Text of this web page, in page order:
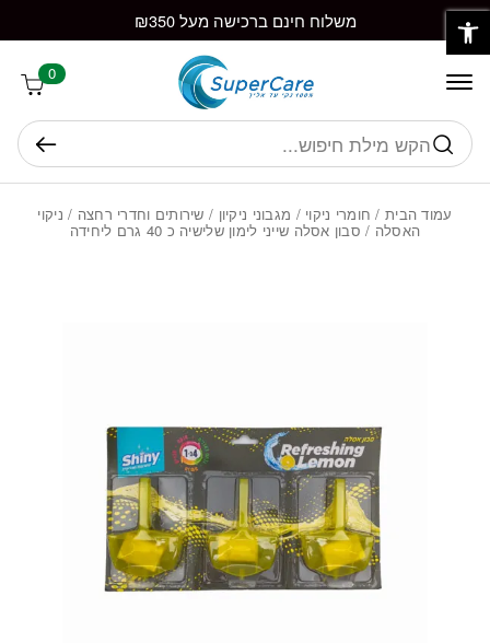
Skip to Content משלוח חינם ברכישה מעל ₪350
0
חיפוש
עמוד הבית / חומרי ניקוי / מגבוני ניקיון / שירותים וחדרי רחצה / ניקוי
האסלה / סבון אסלה שייני לימון שלישיה כ 40 גרם ליחידה
בחזרה למעלה
פתח סרגל נגישות